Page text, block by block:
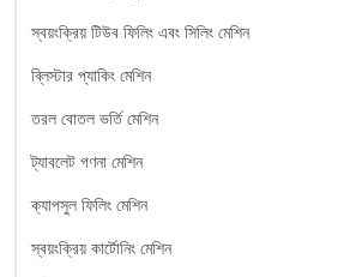
স্বয়ংক্রিয় টিউব ফিলিং এবং সিলিং মেশিন
ব্লিস্টার প্যাকিং মেশিন
তরল বোতল ভর্তি মেশিন
ট্যাবলেট গণনা মেশিন
ক্যাপসুল ফিলিং মেশিন
স্বয়ংক্রিয় কার্টোনিং মেশিন